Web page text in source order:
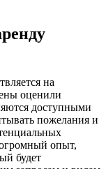
на
оценили
доступными
пожелания и
опыт,
будет